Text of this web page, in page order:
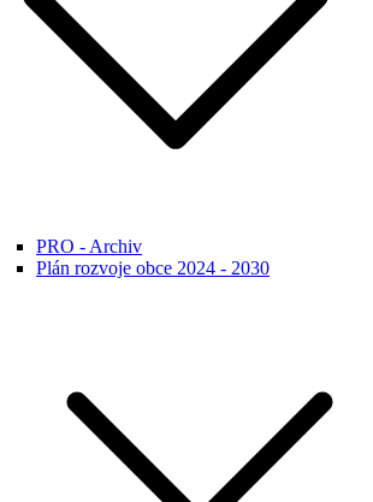
PRO - Archiv
Plán rozvoje obce 2024 - 2030